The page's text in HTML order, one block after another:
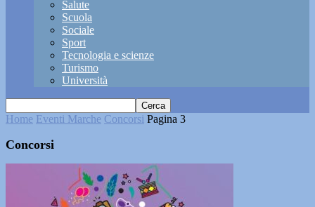
Salute
Scuola
Sociale
Sport
Tecnologia e scienze
Turismo
Università
Home Eventi Marche Concorsi Pagina 3
Concorsi